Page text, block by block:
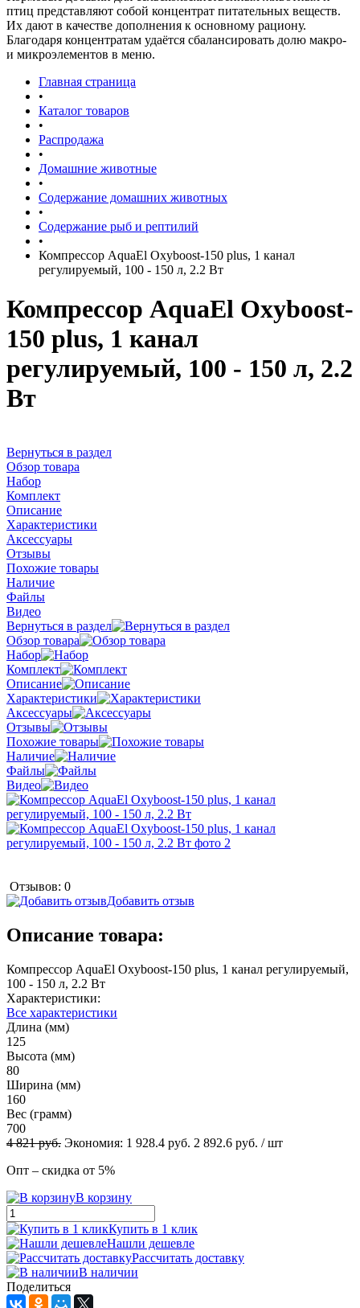
птиц представляют собой концентрат питательных веществ.
Их дают в качестве дополнения к основному рациону.
Благодаря концентратам удаётся сбалансировать долю макро-
и микроэлементов в меню.
Главная страница
•
Каталог товаров
•
Распродажа
•
Домашние животные
•
Содержание домашних животных
•
Содержание рыб и рептилий
•
Компрессор AquaEl Oxyboost-150 plus, 1 канал
регулируемый, 100 - 150 л, 2.2 Вт
Компрессор AquaEl Oxyboost-
150 plus, 1 канал
регулируемый, 100 - 150 л, 2.2
Вт
Вернуться в раздел
Обзор товара
Набор
Комплект
Описание
Характеристики
Аксессуары
Отзывы
Похожие товары
Наличие
Файлы
Видео
Вернуться в раздел
Обзор товара
Набор
Комплект
Описание
Характеристики
Аксессуары
Отзывы
Похожие товары
Наличие
Файлы
Видео
Отзывов: 0
Добавить отзыв
Описание товара:
Компрессор AquaEl Oxyboost-150 plus, 1 канал регулируемый,
100 - 150 л, 2.2 Вт
Характеристики:
Все характеристики
Длина (мм)
125
Высота (мм)
80
Ширина (мм)
160
Вес (грамм)
700
4 821руб. Экономия: 1 928.4 руб. 2 892.6 руб. / шт
Опт – скидка от 5%
В корзину
Купить в 1 клик
Нашли дешевле
Рассчитать доставку
В наличии
Поделиться